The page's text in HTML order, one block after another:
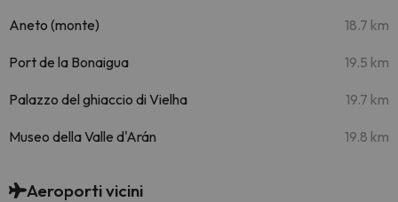
Aneto (monte) 18.7 km
Port de la Bonaigua 19.5 km
Palazzo del ghiaccio di Vielha 19.7 km
Museo della Valle d'Arán 19.8 km
Aeroporti vicini